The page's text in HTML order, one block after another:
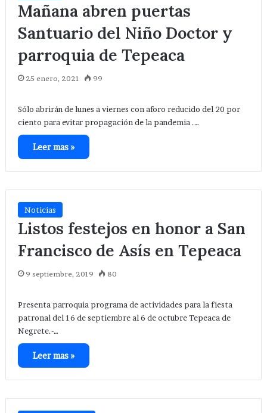
Mañana abren puertas
Santuario del Niño Doctor y
parroquia de Tepeaca
25 enero, 2021 99
Sólo abrirán de lunes a viernes con aforo reducido del 20 por
ciento para evitar propagación de la pandemia .…
Leer mas »
Noticias
Listos festejos en honor a San
Francisco de Asís en Tepeaca
9 septiembre, 2019 80
Presenta parroquia programa de actividades para la fiesta
patronal del 16 de septiembre al 6 de octubre Tepeaca de
Negrete.-…
Leer mas »